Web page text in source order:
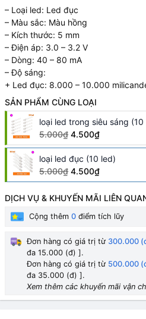
– Loại led: Led đục
– Màu sắc: Màu hồng
– Kích thước: 5 mm
– Điện áp: 3.0 – 3.2 V
– Dòng: 40 – 80 mA
– Độ sáng:
+ Led đục: 8.000 – 10.000
SẢN PHẨM CÙNG LOẠI
loại led trong siêu sáng (10
5.000₫ 4.500₫
loại led đục (10 led)
5.000₫ 4.500₫
DỊCH VỤ & KHUYẾN MÃI LIÊN
Cộng thêm 0 điểm tích lũy
Đơn hàng có giá trị từ 300.000
đa 15.000 (đ) ].
Đơn hàng có giá trị từ 500.000
đa 35.000 (đ) ].
Xem thêm các khuyến mãi vận